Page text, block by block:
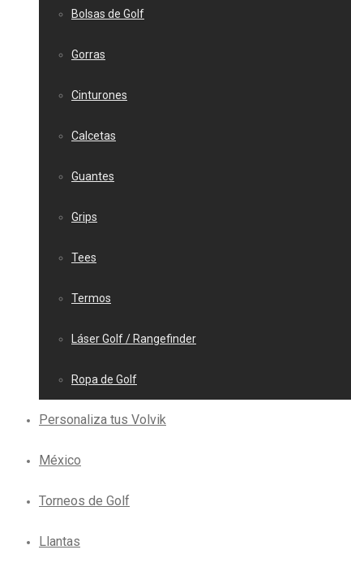
Bolsas de Golf
Gorras
Cinturones
Calcetas
Guantes
Grips
Tees
Termos
Láser Golf / Rangefinder
Ropa de Golf
Personaliza tus Volvik
México
Torneos de Golf
Llantas